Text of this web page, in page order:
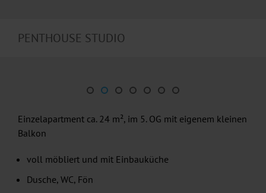
PENTHOUSE STUDIO
Einzelapartment ca. 24 m², im 5. OG mit eigenem kleinen
Balkon
voll möbliert und mit Einbauküche
Dusche, WC, Fön